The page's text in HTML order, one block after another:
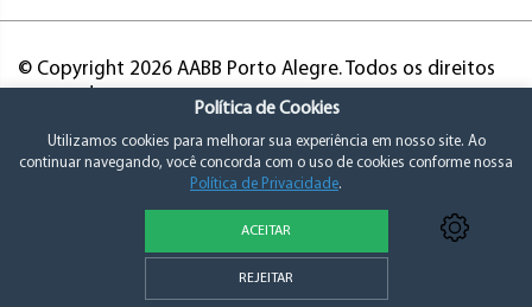
© Copyright 2026 AABB Porto Alegre. Todos os direitos
Política de Privacidade e Consentimento
Política de Cookies
Utilizamos cookies para melhorar sua experiência em nosso site. Ao
continuar navegando, você concorda com o uso de cookies conforme nossa
Política de Privacidade.
ACEITAR
REJEITAR